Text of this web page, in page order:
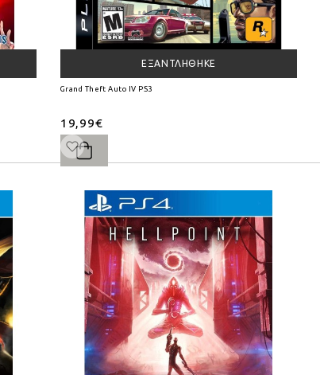
ΕΞΑΝΤΛΉΘΗΚΕ
Grand Theft Auto IV PS3
19,99€